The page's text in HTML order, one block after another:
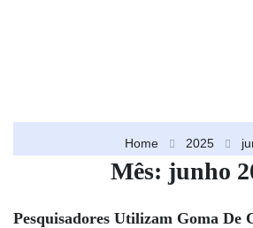
Home 2025
Mês: junho
Pesquisadores Utilizam Goma De